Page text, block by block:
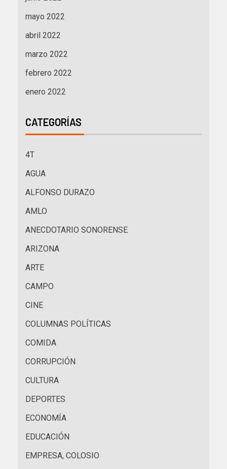
mayo 2022
abril 2022
marzo 2022
febrero 2022
enero 2022
CATEGORÍAS
4T
AGUA
ALFONSO DURAZO
AMLO
ANECDOTARIO SONORENSE
ARIZONA
ARTE
CAMPO
CINE
COLUMNAS POLÍTICAS
COMIDA
CORRUPCIÓN
CULTURA
DEPORTES
ECONOMÍA
EDUCACIÓN
EMPRESA, COLOSIO